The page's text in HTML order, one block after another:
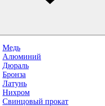
Медь
Алюминий
Дюраль
Бронза
Латунь
Нихром
Свинцовый прокат